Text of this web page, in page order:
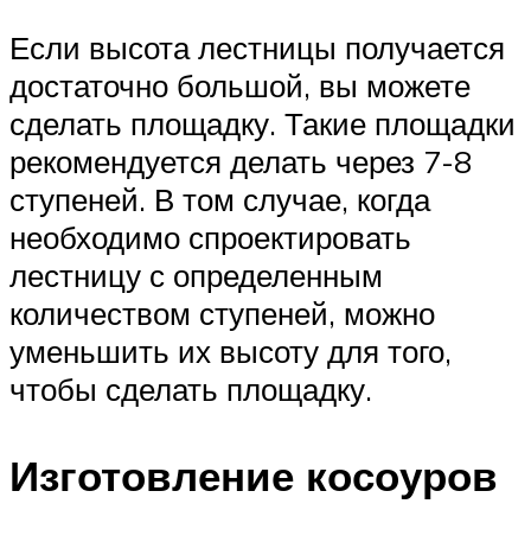
Если высота лестницы получается
достаточно большой, вы можете
сделать площадку. Такие площадки
рекомендуется делать через 7-8
ступеней. В том случае, когда
необходимо спроектировать
лестницу с определенным
количеством ступеней, можно
уменьшить их высоту для того,
чтобы сделать площадку.
Изготовление косоуров